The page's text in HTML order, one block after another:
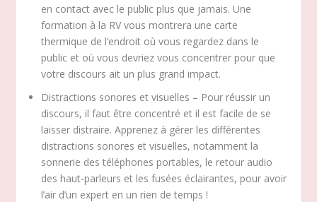
en contact avec le public plus que jamais. Une
formation à la RV vous montrera une carte
thermique de l’endroit où vous regardez dans le
public et où vous devriez vous concentrer pour que
votre discours ait un plus grand impact.
Distractions sonores et visuelles – Pour réussir un
discours, il faut être concentré et il est facile de se
laisser distraire. Apprenez à gérer les différentes
distractions sonores et visuelles, notamment la
sonnerie des téléphones portables, le retour audio
des haut-parleurs et les fusées éclairantes, pour avoir
l’air d’un expert en un rien de temps !